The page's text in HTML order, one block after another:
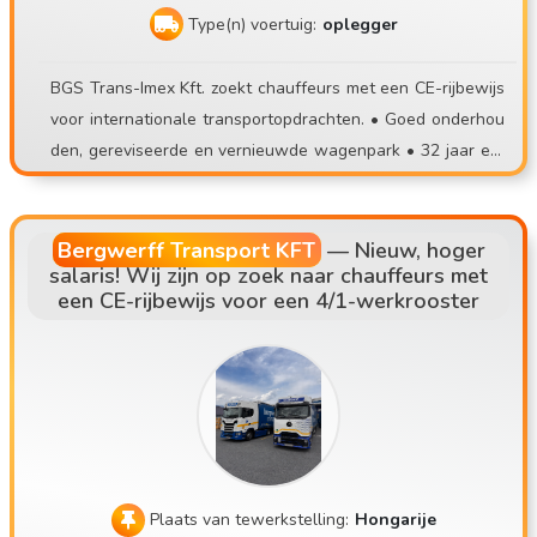
en positieve instelling en een normale werkomgeving. Als j
voorspelbaar werk, stap dan over naar een stabiel team!
📞 Solliciteren: 📧 contisettrans@gmail.com 📱 +36 30 535
2693 ⚠️ Solliciteer alsjeblieft alleen als je daadwerkelijk na
ar een persoonlijk gesprek kunt komen!
Type(n) voertuig: oplegger
BGS Trans-Imex Kft. zoekt chauffeurs met een CE-rijbewijs
voor internationale transportopdrachten. • Goed onderhou
den, gereviseerde en vernieuwde wagenpark • 32 jaar erv
aring in het transportwezen • Vertrek vanaf de vestiging, in
een systeem met vaste chauffeurs • Belangrijkste routes:
AT, DE, NL, SK, CZ
Bergwerff Transport KFT— Nieuw, hoger
salaris! Wij zijn op zoek naar chauffeurs met
een CE-rijbewijs voor een 4/1-werkrooster
Plaats van tewerkstelling: Hongarije